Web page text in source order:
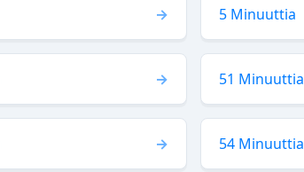
5 Minuuttia
51 Minuuttia
54 Minuuttia